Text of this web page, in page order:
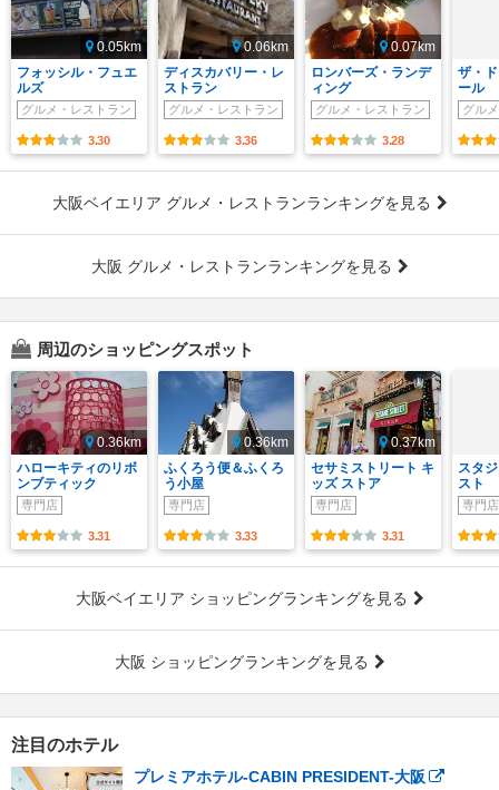
0.05km
フォッシル・フュエ
ルズ
グルメ・レストラン
3.30
0.06km
ディスカバリー・レ
ストラン
グルメ・レストラン
3.36
0.07km
ロンバーズ・ランデ
ィング
グルメ・レストラン
3.28
ザ・
ール
グル
大阪ベイエリア グルメ・レストランランキングを見る
大阪 グルメ・レストランランキングを見る
周辺のショッピングスポット
0.36km
ハローキティのリボ
ンブティック
専門店
3.31
0.36km
ふくろう便＆ふくろ
う小屋
専門店
3.33
0.37km
セサミストリート キ
ッズ ストア
専門店
3.31
スタ
スト
専門店
大阪ベイエリア ショッピングランキングを見る
大阪 ショッピングランキングを見る
注目のホテル
プレミアホテル-CABIN PRESIDENT-大阪